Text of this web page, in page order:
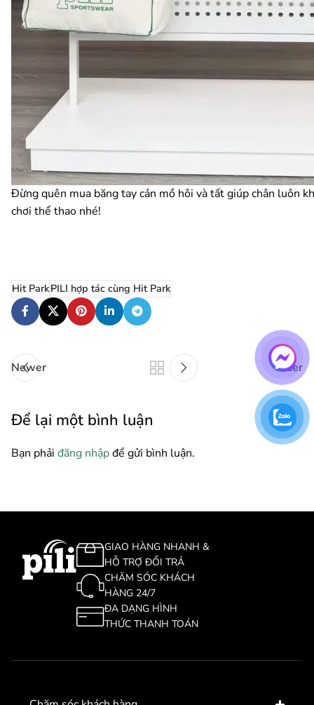
Đừng quên mua băng tay cản mồ hôi và tất giúp chân luôn
chơi thể thao nhé!
Hit ParkPILI hợp tác cùng Hit Park
Newer Older
Để lại một bình luận
Bạn phải đăng nhậpđể gửi bình luận.
GIAO HÀNG NHANH &
HỖ TRỢ ĐỔI TRẢ
CHĂM SÓC KHÁCH
HÀNG 24/7
ĐA DẠNG HÌNH
THỨC THANH TOÁN